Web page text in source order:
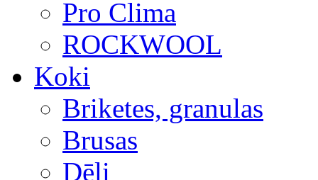
Pro Clima
ROCKWOOL
Koki
Briketes, granulas
Brusas
Dēļi